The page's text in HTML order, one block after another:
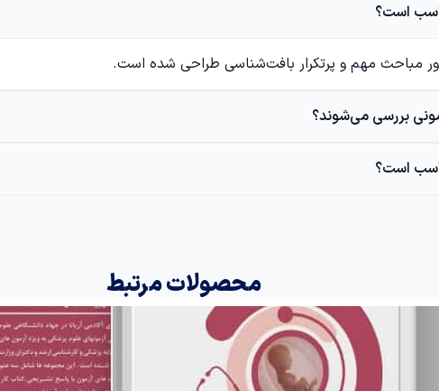
مباحث مهم و پرتکرار بافت‌شناسی طراحی شده است.
محصولات مرتبط